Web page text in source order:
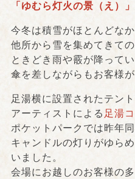
「ゆむら灯火の景（え）」
今冬は積雪がほとんどなか
他所から雪を集めてきて
ときどき雨や霰が降って
傘を差しながらもお客様
足湯横に設置されたテン
アーティストによる 足湯
ポケットパークでは昨年
キャンドルの灯りがゆらめ
いました。
会場にお越しのお客様の